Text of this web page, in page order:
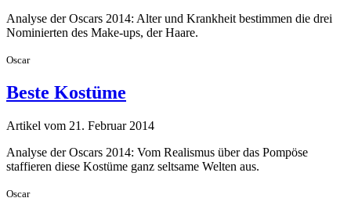
Analyse der Oscars 2014: Alter und Krankheit bestimmen die drei
Nominierten des Make-ups, der Haare.
Oscar
Beste Kostüme
Artikel vom 21. Februar 2014
Analyse der Oscars 2014: Vom Realismus über das Pompöse
staffieren diese Kostüme ganz seltsame Welten aus.
Oscar